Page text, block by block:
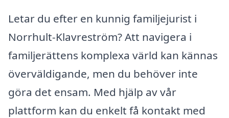
Letar du efter en kunnig familjejurist i
Norrhult-Klavreström? Att navigera i
familjerättens komplexa värld kan kännas
överväldigande, men du behöver inte
göra det ensam. Med hjälp av vår
plattform kan du enkelt få kontakt med